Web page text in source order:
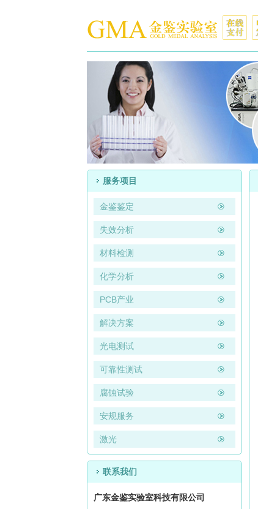
服务项目
金鉴鉴定
失效分析
材料检测
化学分析
PCB产业
解决方案
光电测试
可靠性测试
腐蚀试验
安规服务
激光
联系我们
广东金鉴实验室科技有限公司